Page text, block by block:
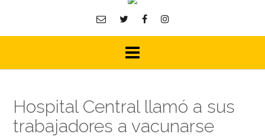
Hospital Central llamó a sus
trabajadores a vacunarse